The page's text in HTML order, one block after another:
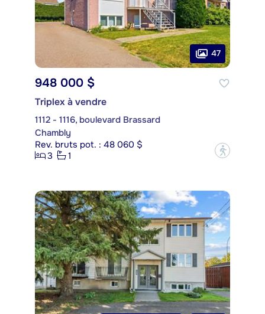
47
948 000 $
Triplex à vendre
1112 - 1116, boulevard Brassard
Chambly
Rev. bruts pot. : 48 060 $
3
1 ?